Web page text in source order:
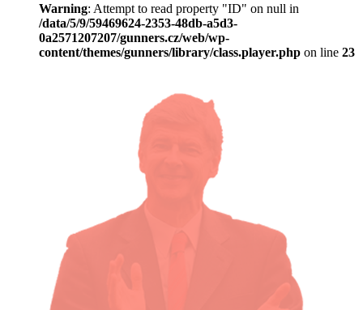
Warning: Attempt to read property "ID" on null in
/data/5/9/59469624-2353-48db-a5d3-
0a2571207207/gunners.cz/web/wp-
content/themes/gunners/library/class.player.php on line 23